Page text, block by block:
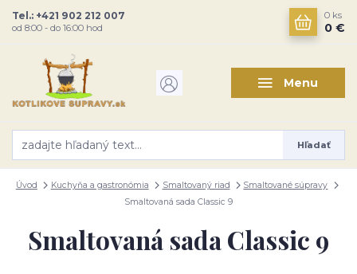
Menu
Hľadať
Tel.: +421 902 212 007
od 8:00 - do 16:00 hod
0 ks
0 €
Úvod Kuchyňa a gastronómia Smaltovaný riad
Smaltované súpravy
Smaltovaná sada Classic 9
Smaltovaná sada Classic 9